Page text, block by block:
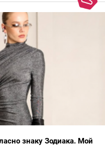
знаку Зодиака. Мой